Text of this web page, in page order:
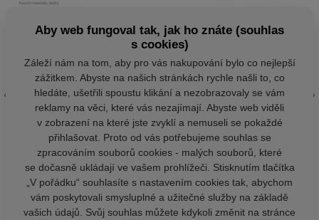
Aby web fungoval tak, jak ho znáte (souhlas
s cookies)
Záleží nám na tom, aby pro vás nakupování bylo co nejlepší
zážitkem. Abyste na našich stránkách rychle našli to, co
hledáte, ušetřili spoustu klikání a nezobrazovaly se vám
reklamy na věci, které vás nezajímají. Abyste web viděli
v zobrazení na které jste zvyklí a nemuseli se pokaždé
přihlašovat. Proto od vás potřebujeme souhlas se
zpracováním souborů cookies - malých souborů, které
se dočasně ukládají ve vašem prohlížeči. Stisknutím tlačítka
„V pořádku“ souhlasíte s nastavením cookies tak, abychom
vám poskytovali smysluplné a užitečné služby na základě
vašich údajů. Svůj souhlas můžete kdykoli změnit na stránce